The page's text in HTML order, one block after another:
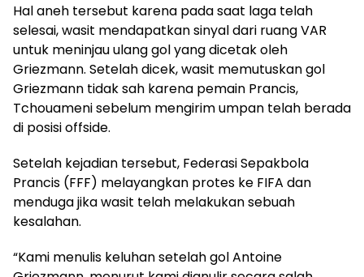
Hal aneh tersebut karena pada saat laga telah
selesai, wasit mendapatkan sinyal dari ruang VAR
untuk meninjau ulang gol yang dicetak oleh
Griezmann. Setelah dicek, wasit memutuskan gol
Griezmann tidak sah karena pemain Prancis,
Tchouameni sebelum mengirim umpan telah berada
di posisi offside.
Setelah kejadian tersebut, Federasi Sepakbola
Prancis (FFF) melayangkan protes ke FIFA dan
menduga jika wasit telah melakukan sebuah
kesalahan.
“Kami menulis keluhan setelah gol Antoine